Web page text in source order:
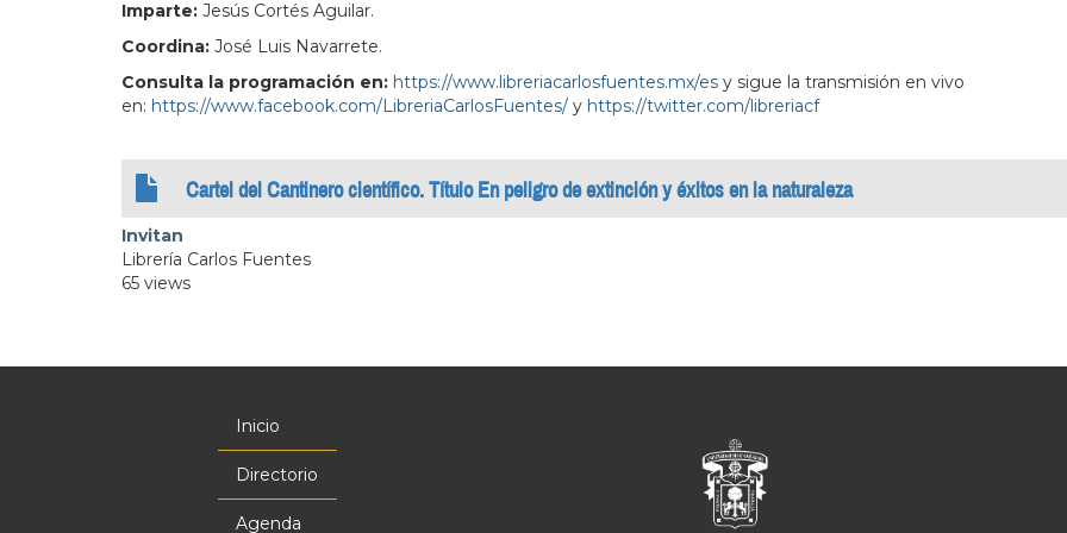
Imparte: Jesús Cortés Aguilar.
Coordina: José Luis Navarrete.
Consulta la programación en: https://www.libreriacarlosfuentes.mx/es y sigue la transmisión en vivo
en: https://www.facebook.com/LibreriaCarlosFuentes/ y https://twitter.com/libreriacf
Cartel del Cantinero científico. Título En peligro de extinción y éxitos en la naturaleza
Invitan
Librería Carlos Fuentes
65 views
principal
Inicio
Directorio
Agenda